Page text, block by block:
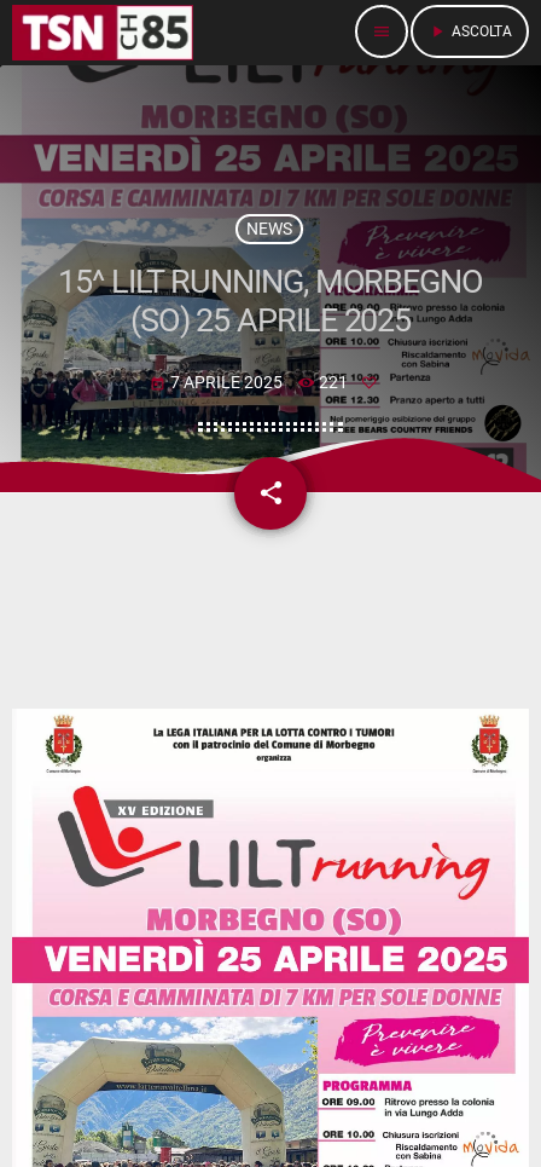
menu play_arrow ASCOLTA
NEWS
15^ LILT RUNNING, MORBEGNO
(SO) 25 APRILE 2025
today 7 APRILE 2025 221
share
email